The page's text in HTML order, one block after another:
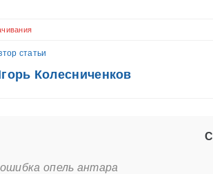
статьи
Колесниченков
опель антара